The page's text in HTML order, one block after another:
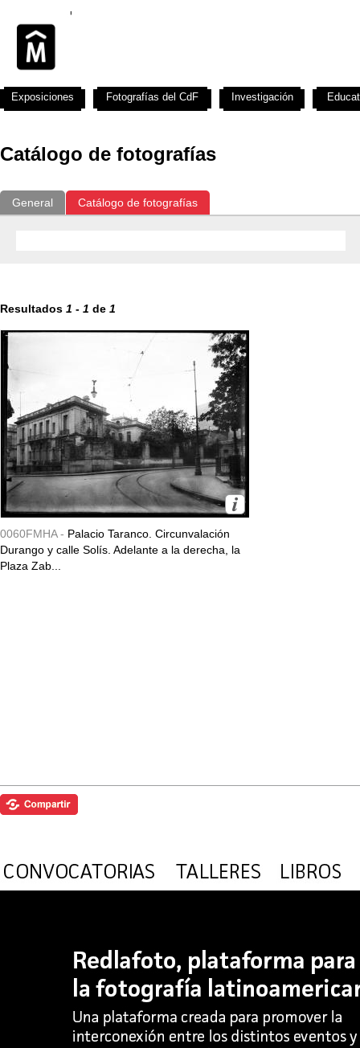
Catálogo de fotografías
General Catálogo de fotografías
Resultados 1 - 1 de 1
0060FMHA - Palacio Taranco. Circunvalación
Durango y calle Solís. Adelante a la derecha, la
Plaza Zab...
Exposiciones Fotografías del CdF Investigación